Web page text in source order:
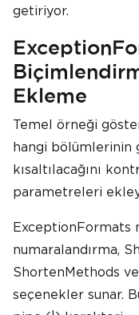
getiriyor.
Ekleme
Temel örneği
hangi bölümlerinin
kısaltılacağını
parametreleri
ExceptionFormats
numaralandırma,
ShortenMethods
seçenekler sunar.